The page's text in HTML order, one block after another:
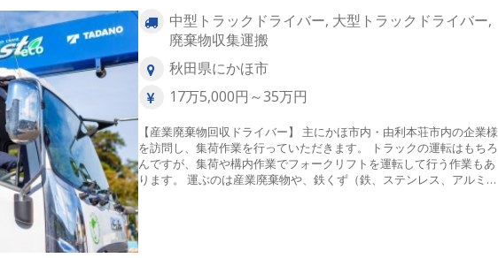
中型トラックドライバー, 大型トラックドライバー,
廃棄物収集運搬
秋田県にかほ市
17万5,000円～35万円
【産業廃棄物回収ドライバー】 主にかほ市内・由利本荘市内の企業様
を訪問し、集荷作業を行っていただきます。 トラックの運転はもちろ
んですが、集荷や構内作業でフォークリフトを運転して行う作業もあ
ります。 運ぶのは産業廃棄物や、鉄くず（鉄、ステンレス、アルミな
ど）、切粉といった資源となるものを回収します。 ［運転するトラッ
クたち］ 4tトラック、中型ユニック、アームロール式ヒアブなど、 運
ぶものによって色々なトラックに乗っていただきます！ ［エリア］ 主
ににかほ市内、由利本荘市内です。 ［件数］ 5件程度／日 ［積み下ろ